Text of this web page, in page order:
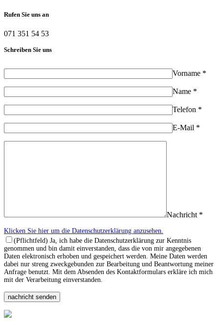
Rufen Sie uns an
071 351 54 53
Schreiben Sie uns
Vorname *
Name *
Telefon *
E-Mail *
Nachricht *
Klicken Sie hier um die Datenschutzerklärung anzusehen.
(Pflichtfeld) Ja, ich habe die Datenschutzerklärung zur Kenntnis
genommen und bin damit einverstanden, dass die von mir angegebenen
Daten elektronisch erhoben und gespeichert werden. Meine Daten werden
dabei nur streng zweckgebunden zur Bearbeitung und Beantwortung meiner
Anfrage benutzt. Mit dem Absenden des Kontaktformulars erkläre ich mich
mit der Verarbeitung einverstanden.